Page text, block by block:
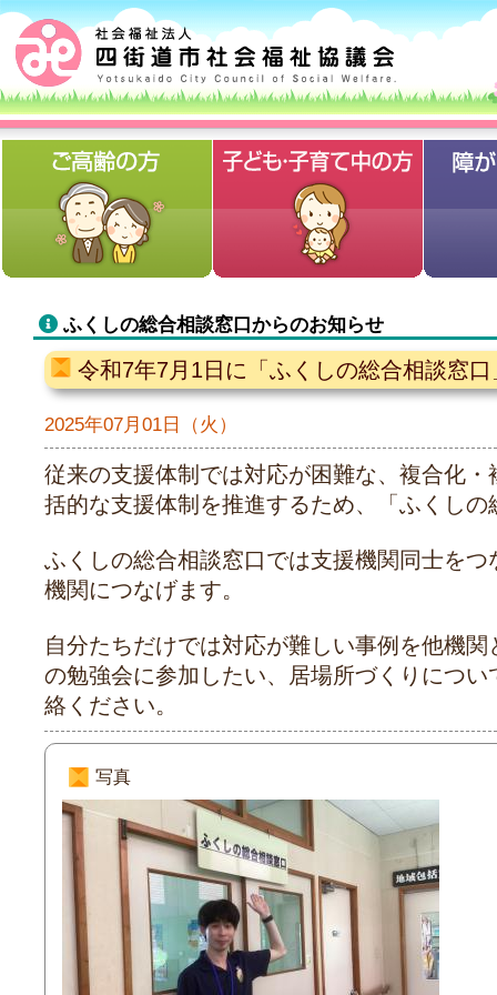
ふくしの総合相談窓口からのお知らせ
令和7年7月1日に「ふくしの総合相談窓
2025年07月01日（火）
従来の支援体制では対応が困難な、複合化
括的な支援体制を推進するため、「ふくし
ふくしの総合相談窓口では支援機関同士を
機関につなげます。
自分たちだけでは対応が難しい事例を他機
の勉強会に参加したい、居場所づくりにつ
絡ください。
写真